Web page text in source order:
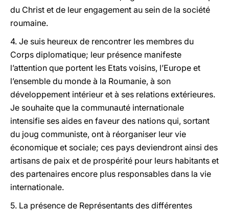
du Christ et de leur engagement au sein de la société
roumaine.
4. Je suis heureux de rencontrer les membres du
Corps diplomatique; leur présence manifeste
l’attention que portent les Etats voisins, l’Europe et
l’ensemble du monde à la Roumanie, à son
développement intérieur et à ses relations extérieures.
Je souhaite que la communauté internationale
intensifie ses aides en faveur des nations qui, sortant
du joug communiste, ont à réorganiser leur vie
économique et sociale; ces pays deviendront ainsi des
artisans de paix et de prospérité pour leurs habitants et
des partenaires encore plus responsables dans la vie
internationale.
5. La présence de Représentants des différentes